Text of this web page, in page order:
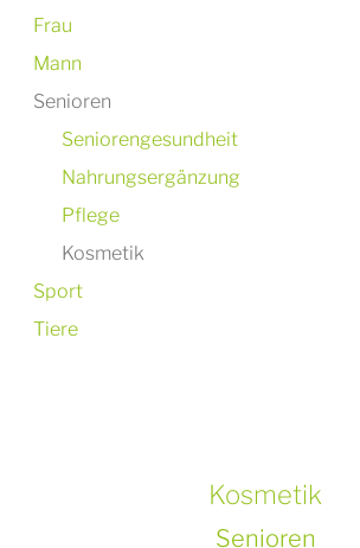
Frau
Mann
Senioren
Seniorengesundheit
Nahrungsergänzung
Pflege
Kosmetik
Sport
Tiere
Kosmetik
Senioren